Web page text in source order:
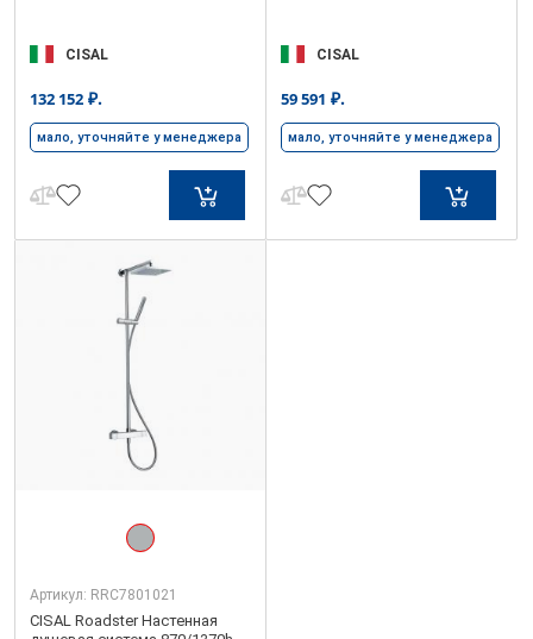
CISAL
132 152 ₽.
мало, уточняйте у менеджера
CISAL
59 591 ₽.
мало, уточняйте у менеджера
Артикул: RRC7801021
CISAL Roadster Настенная